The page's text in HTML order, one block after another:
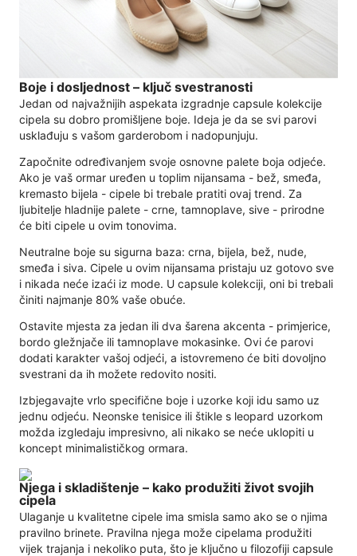
Boje i dosljednost – ključ svestranosti
Jedan od najvažnijih aspekata izgradnje capsule kolekcije
cipela su dobro promišljene boje. Ideja je da se svi parovi
usklađuju s vašom garderobom i nadopunjuju.
Započnite određivanjem svoje osnovne palete boja odjeće.
Ako je vaš ormar uređen u toplim nijansama - bež, smeđa,
kremasto bijela - cipele bi trebale pratiti ovaj trend. Za
ljubitelje hladnije palete - crne, tamnoplave, sive - prirodne
će biti cipele u ovim tonovima.
Neutralne boje su sigurna baza: crna, bijela, bež, nude,
smeđa i siva. Cipele u ovim nijansama pristaju uz gotovo sve
i nikada neće izaći iz mode. U capsule kolekciji, oni bi trebali
činiti najmanje 80% vaše obuće.
Ostavite mjesta za jedan ili dva šarena akcenta - primjerice,
bordo gležnjače ili tamnoplave mokasinke. Ovi će parovi
dodati karakter vašoj odjeći, a istovremeno će biti dovoljno
svestrani da ih možete redovito nositi.
Izbjegavajte vrlo specifične boje i uzorke koji idu samo uz
jednu odjeću. Neonske tenisice ili štikle s leopard uzorkom
možda izgledaju impresivno, ali nikako se neće uklopiti u
koncept minimalističkog ormara.
Njega i skladištenje – kako produžiti život svojih
cipela
Ulaganje u kvalitetne cipele ima smisla samo ako se o njima
pravilno brinete. Pravilna njega može cipelama produžiti
vijek trajanja i nekoliko puta, što je ključno u filozofiji capsule